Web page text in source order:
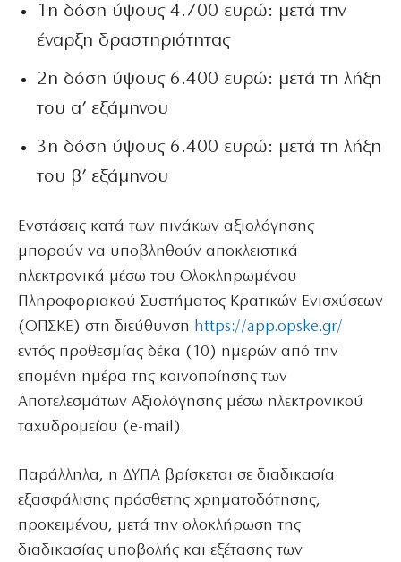
1η δόση ύψους 4.700 ευρώ: μετά την
έναρξη δραστηριότητας
2η δόση ύψους 6.400 ευρώ: μετά τη λήξη
του α’ εξάμηνου
3η δόση ύψους 6.400 ευρώ: μετά τη λήξη
του β’ εξάμηνου
Ενστάσεις κατά των πινάκων αξιολόγησης
μπορούν να υποβληθούν αποκλειστικά
ηλεκτρονικά μέσω του Ολοκληρωμένου
Πληροφοριακού Συστήματος Κρατικών Ενισχύσεων
(ΟΠΣΚΕ) στη διεύθυνση https://app.opske.gr/
εντός προθεσμίας δέκα (10) ημερών από την
επομένη ημέρα της κοινοποίησης των
Αποτελεσμάτων Αξιολόγησης μέσω ηλεκτρονικού
ταχυδρομείου (e-mail).
Παράλληλα, η ΔΥΠΑ βρίσκεται σε διαδικασία
εξασφάλισης πρόσθετης χρηματοδότησης,
προκειμένου, μετά την ολοκλήρωση της
διαδικασίας υποβολής και εξέτασης των